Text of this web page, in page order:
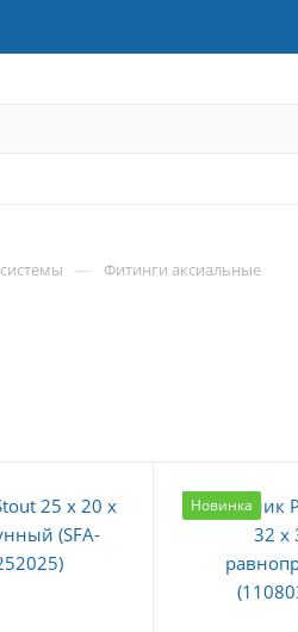
— Фитинги аксиальные
Новинка